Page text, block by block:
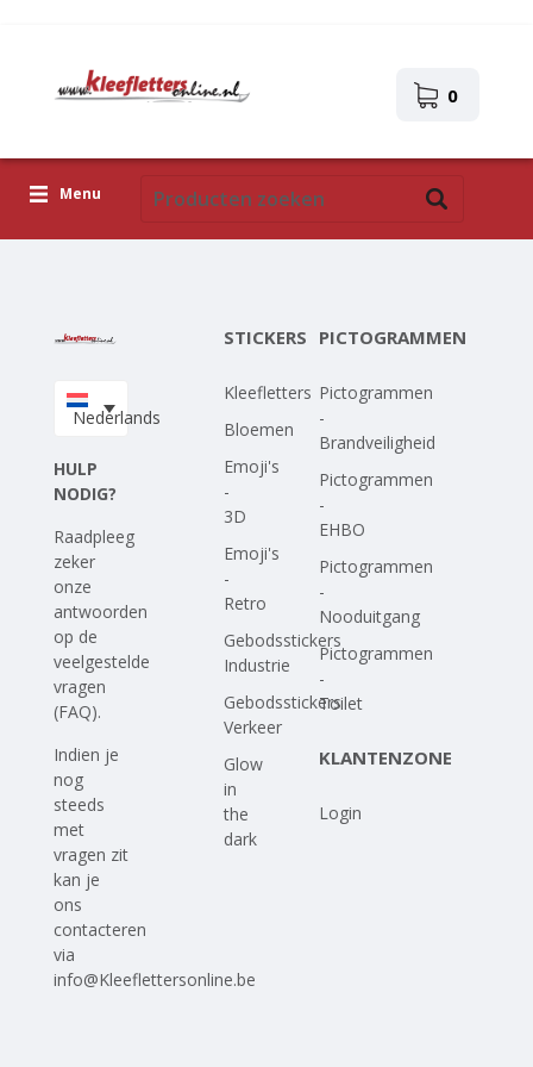
0
Menu
Upload je eigen ontwerp
Nederlands
HULP
NODIG?
Raadpleeg
zeker
onze
antwoorden
op de
veelgestelde
vragen
(FAQ).
Indien je
nog
steeds
met
vragen zit
kan je
ons
contacteren
via
info@Kleeflettersonline.be
STICKERS
Kleefletters
Bloemen
Emoji's
-
3D
Emoji's
-
Retro
Gebodsstickers
Industrie
Gebodsstickers
Verkeer
Glow
in
the
dark
PICTOGRAMMEN
Pictogrammen
-
Brandveiligheid
Pictogrammen
-
EHBO
Pictogrammen
-
Nooduitgang
Pictogrammen
-
Toilet
KLANTENZONE
Login